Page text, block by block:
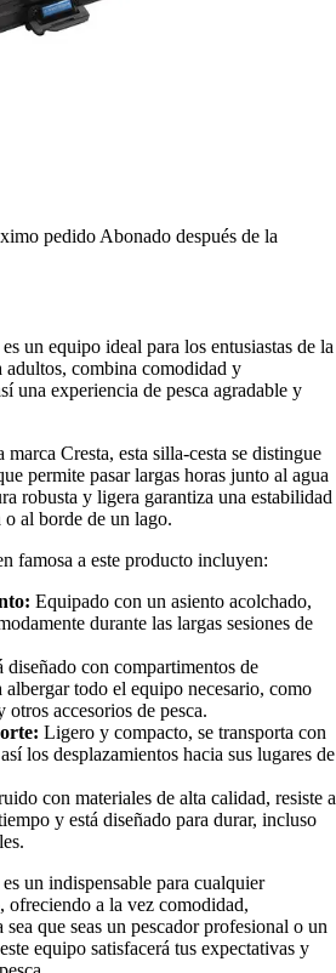
pedido Abonado después de la
un equipo ideal para los entusiastas de la
adultos, combina comodidad y
una experiencia de pesca agradable y
Cresta, esta silla-cesta se distingue
permite pasar largas horas junto al agua
robusta y ligera garantiza una estabilidad
al borde de un lago.
famosa a este producto incluyen:
Equipado con un asiento acolchado,
durante las largas sesiones de
diseñado con compartimentos de
albergar todo el equipo necesario, como
otros accesorios de pesca.
Ligero y compacto, se transporta con
los desplazamientos hacia sus lugares de
con materiales de alta calidad, resiste a
y está diseñado para durar, incluso
un indispensable para cualquier
ofreciendo a la vez comodidad,
que seas un pescador profesional o un
equipo satisfacerá tus expectativas y